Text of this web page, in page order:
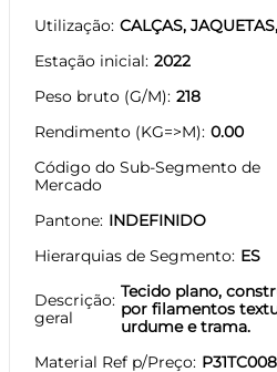
Utilização CALÇAS,
Estação inicial 2022
Peso bruto (G/M) 218
Rendimento (KG=>M) 0.00
Código do Sub-Segmento de
Mercado
Pantone INDEFINIDO
Hierarquias de Segmento ES
Descrição
geral
Tecido plano,
por filamentos
urdume e trama.
Material Ref p/Preço